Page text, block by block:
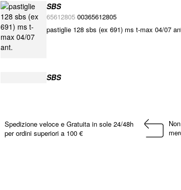
SBS
65612805 00365612805
pastiglie 128 sbs (ex 691) ms t-max 04/07
SBS
Spedizione veloce e Gratuita in sole 24/48h
per ordini superiori a 100 €